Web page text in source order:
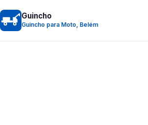
Guincho
Guincho para Moto, Belém